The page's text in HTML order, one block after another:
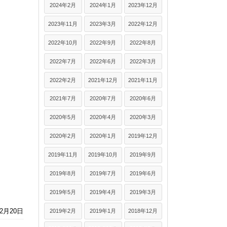
月20日
2024年2月 2024年1月 2023年12月
2023年11月 2023年3月 2022年12月
2022年10月 2022年9月 2022年8月
2022年7月 2022年6月 2022年3月
2022年2月 2021年12月 2021年11月
2021年7月 2020年7月 2020年6月
2020年5月 2020年4月 2020年3月
2020年2月 2020年1月 2019年12月
2019年11月 2019年10月 2019年9月
2019年8月 2019年7月 2019年6月
2019年5月 2019年4月 2019年3月
2019年2月 2019年1月 2018年12月